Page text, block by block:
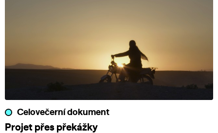
Celovečerní dokument
Projet přes překážky